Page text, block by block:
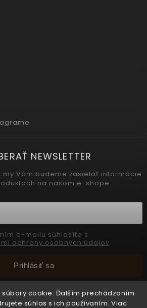
cookie. Ďalším prechádzaním
súhlas s ich používaním. Viac
NEWSLETTER
Vám budeme zasielať informácie
na našom e-shope.
ochrany osobných údajov
Prihlásiť sa
SK. Všetky práva vyhradené.